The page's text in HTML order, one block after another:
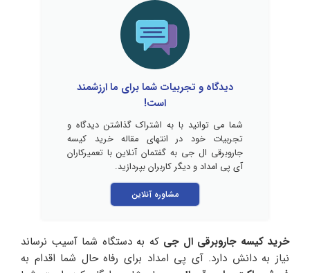
دیدگاه و تجربیات شما برای ما ارزشمند
است!
شما می توانید با به اشتراک گذاشتن دیدگاه و
تجربیات خود در انتهای مقاله خرید کیسه
جاروبرقی ال جی به گفتمان آنلاین با تعمیرکاران
آی پی امداد و دیگر کاربران بپردازید.
مشاوره آنلاین
خرید کیسه جاروبرقی ال جی که به دستگاه شما آسیب نرساند
نیاز به دانش دارد. آی پی امداد برای رفاه حال شما اقدام به